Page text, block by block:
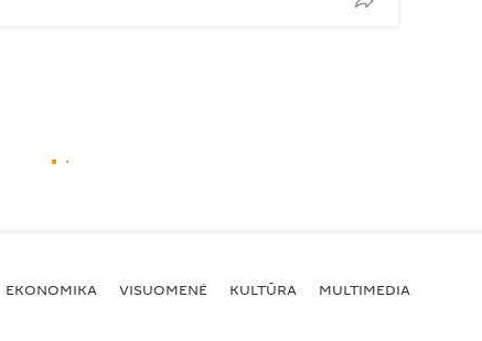
EKONOMIKA VISUOMENĖ KULTŪRA MULTIMEDIA